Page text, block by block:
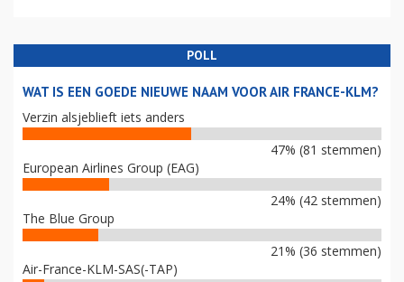
POLL
WAT IS EEN GOEDE NIEUWE NAAM VOOR AIR FRANCE-KLM?
Verzin alsjeblieft iets anders
47% (81 stemmen)
European Airlines Group (EAG)
24% (42 stemmen)
The Blue Group
21% (36 stemmen)
Air-France-KLM-SAS(-TAP)